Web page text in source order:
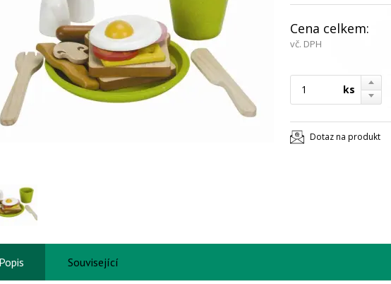
Cena celkem:
vč. DPH
ks
Dotaz na produkt
Popis Související